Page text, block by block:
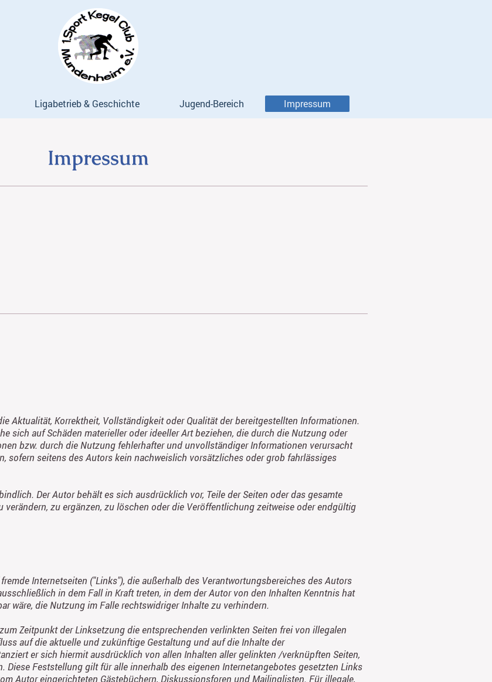
Ligabetrieb & Geschichte Jugend-Bereich Impressum
Impressum
Aktualität, Korrektheit, Vollständigkeit oder Qualität der bereitgestellten Informationen.
sich auf Schäden materieller oder ideeller Art beziehen, die durch die Nutzung oder
bzw. durch die Nutzung fehlerhafter und unvollständiger Informationen verursacht
sofern seitens des Autors kein nachweislich vorsätzliches oder grob fahrlässiges
Der Autor behält es sich ausdrücklich vor, Teile der Seiten oder das gesamte
zu ergänzen, zu löschen oder die Veröffentlichung zeitweise oder endgültig
Internetseiten ("Links"), die außerhalb des Verantwortungsbereiches des Autors
in dem Fall in Kraft treten, in dem der Autor von den Inhalten Kenntnis hat
wäre, die Nutzung im Falle rechtswidriger Inhalte zu verhindern.
Zeitpunkt der Linksetzung die entsprechenden verlinkten Seiten frei von illegalen
auf die aktuelle und zukünftige Gestaltung und auf die Inhalte der
er sich hiermit ausdrücklich von allen Inhalten aller gelinkten /verknüpften Seiten,
Diese Feststellung gilt für alle innerhalb des eigenen Internetangebotes gesetzten Links
Autor eingerichteten Gästebüchern, Diskussionsforen und Mailinglisten. Für illegale,